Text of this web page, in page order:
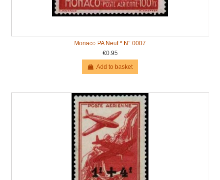
Monaco PA Neuf * N° 0007
€0.95
Add to basket